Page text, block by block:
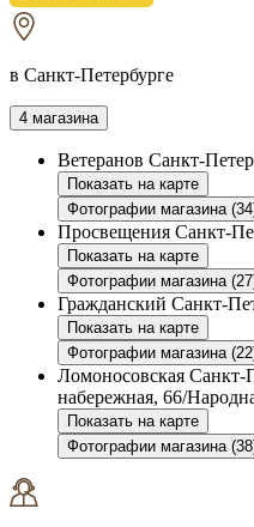
в Санкт-Петербурге
4 магазина
Ветеранов Санкт-
Показать на карте
Фотографии магазина
Просвещения Санкт-
Показать на карте
Фотографии магазина
Гражданский Санкт-
Показать на карте
Фотографии магазина
Ломоносовская Санкт-
набережная, 66/
Показать на карте
Фотографии магазина